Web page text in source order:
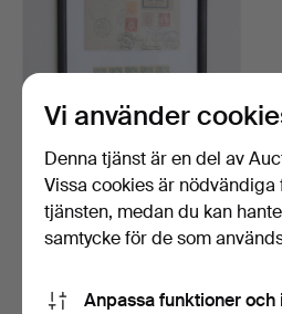
FRIMÄRKEN, Lokalpost
Kalmar, Luftpost förs…
2 dagar
32 USD
Vi använder
Denna tjänst är en del av
Vissa cookies är
tjänsten, medan du kan
samtycke för de som
Anpassa funktioner och